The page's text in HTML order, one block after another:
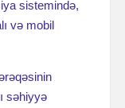
sistemində,
və mobil
səhiyyə